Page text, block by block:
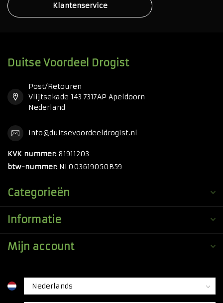
Klantenservice
Duitse Voordeel Drogist
Post/Retouren
Vlijtsekade 143 7317AP Apeldoorn
Nederland
info@duitsevoordeeldrogist.nl
KVK nummer: 81911203
btw-nummer: NL003619050B59
Categorieën
Informatie
Mijn account